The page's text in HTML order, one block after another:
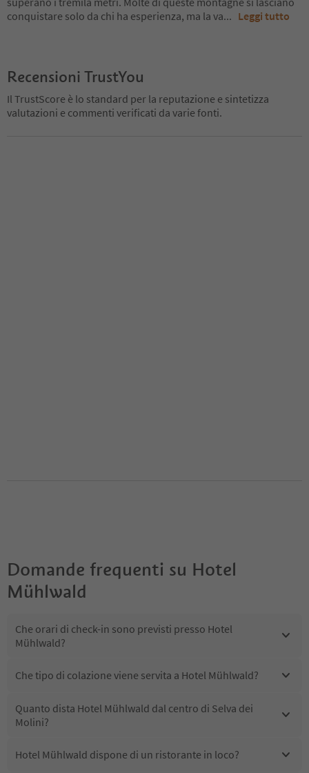
conquistare solo da chi ha esperienza, ma la va... Leggi tutto
Recensioni TrustYou
Il TrustScore è lo standard per la reputazione e sintetizza
valutazioni e commenti verificati da varie fonti.
Domande frequenti su Hotel
Mühlwald
Che orari di check-in sono previsti presso Hotel
Mühlwald?
Che tipo di colazione viene servita a Hotel Mühlwald?
Quanto dista Hotel Mühlwald dal centro di Selva dei
Molini?
Hotel Mühlwald dispone di un ristorante in loco?